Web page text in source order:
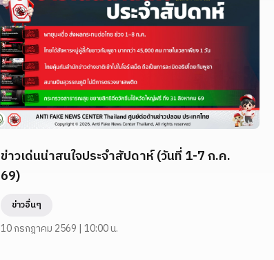
ข่าวเด่นน่าสนใจประจำสัปดาห์ (วันที่ 1-7 ก.ค.
69)
ข่าวอื่นๆ
10 กรกฎาคม 2569 | 10:00 น.